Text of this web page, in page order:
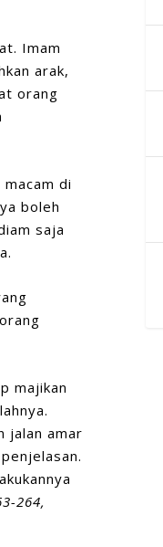
Imam
arak,
orang
di
boleh
saja
majikan
jalan amar
264,